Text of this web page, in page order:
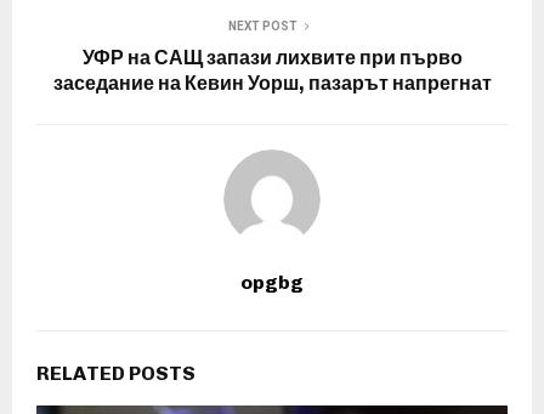
NEXT POST
УФР на САЩ запази лихвите при първо
заседание на Кевин Уорш, пазарът напрегнат
opgbg
RELATED POSTS